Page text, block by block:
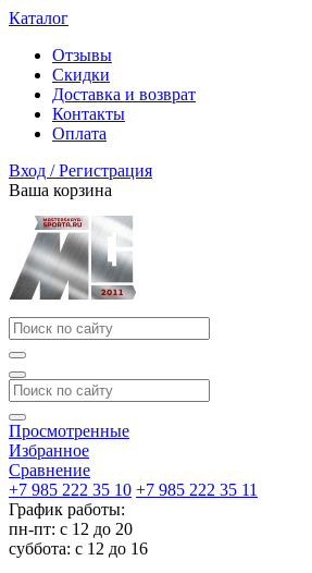
Каталог
Отзывы
Скидки
Доставка и возврат
Контакты
Оплата
Вход / Регистрация
Ваша корзина
Просмотренные
Избранное
Сравнение
+7 985 222 35 10 +7 985 222 35 11
График работы:
пн-пт: с 12 до 20
суббота: c 12 до 16